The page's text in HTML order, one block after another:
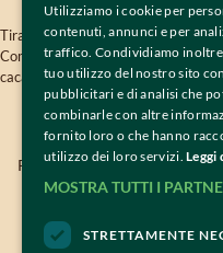
Tiramisù World Cup is oganised by
Company Srls - VAT
cacao@tiramisuworldcup.com
Per informazioni e supporto
Per informazioni sul
Utilizziamo i cookie per
contenuti, annunci e per
traffico. Condividiamo
tuo utilizzo del nostro sito
pubblicitari e di analisi che
combinarle con altre
fornito loro o che hanno
utilizzo dei loro servizi. Leggi
MOSTRA TUTTI I
STRETTAMENTE